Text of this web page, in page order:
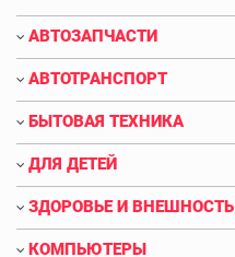
АВТОЗАПЧАСТИ
АВТОТРАНСПОРТ
БЫТОВАЯ ТЕХНИКА
ДЛЯ ДЕТЕЙ
ЗДОРОВЬЕ И ВНЕШНОСТЬ
КОМПЬЮТЕРЫ